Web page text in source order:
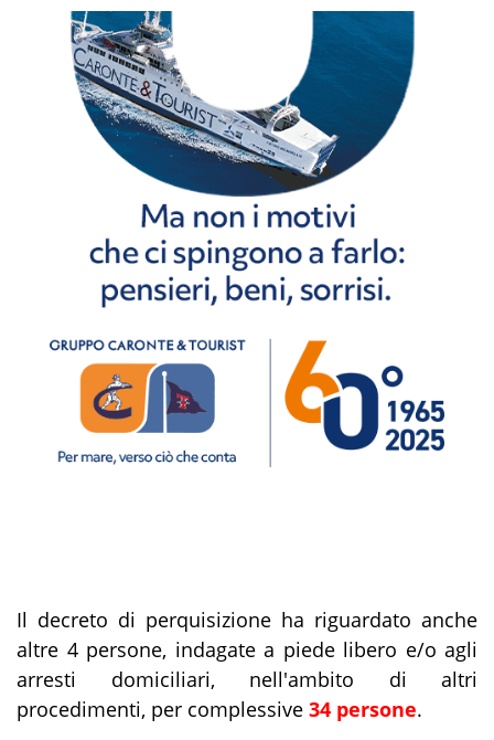
Il decreto di perquisizione ha riguardato anche
altre 4 persone, indagate a piede libero e/o agli
arresti domiciliari, nell'ambito di altri
procedimenti, per complessive 34 persone.